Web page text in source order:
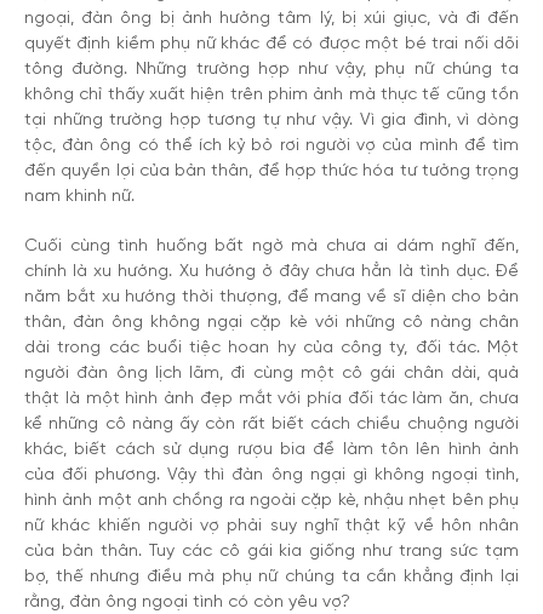
ngoại, đàn ông bị ảnh hưởng tâm lý, bị xúi giục, và đi đến
quyết định kiềm phụ nữ khác để có được một bé trai nối dõi
tông đường. Những trường hợp như vậy, phụ nữ chúng ta
không chỉ thấy xuất hiện trên phim ảnh mà thực tế cũng tồn
tại những trường hợp tương tự như vậy. Vì gia đình, vì dòng
tộc, đàn ông có thể ích kỷ bỏ rơi người vợ của mình để tìm
đến quyền lợi của bản thân, để hợp thức hóa tư tưởng trọng
nam khinh nữ.
Cuối cùng tình huống bất ngờ mà chưa ai dám nghĩ đến,
chính là xu hướng. Xu hướng ở đây chưa hẳn là tình dục. Để
năm bắt xu hướng thời thượng, để mang về sĩ diện cho bản
thân, đàn ông không ngại cặp kè với những cô nàng chân
dài trong các buổi tiệc hoan hy của công ty, đối tác. Một
người đàn ông lịch lãm, đi cùng một cô gái chân dài, quả
thật là một hình ảnh đẹp mắt với phía đối tác làm ăn, chưa
kể những cô nàng ấy còn rất biết cách chiều chuộng người
khác, biết cách sử dụng rượu bia để làm tôn lên hình ảnh
của đối phương. Vậy thì đàn ông ngại gì không ngoại tình,
hình ảnh một anh chồng ra ngoài cặp kè, nhậu nhẹt bên phụ
nữ khác khiến người vợ phải suy nghĩ thật kỹ về hôn nhân
của bản thân. Tuy các cô gái kia giống như trang sức tạm
bợ, thế nhưng điều mà phụ nữ chúng ta cần khẳng định lại
rằng, đàn ông ngoại tình có còn yêu vợ?